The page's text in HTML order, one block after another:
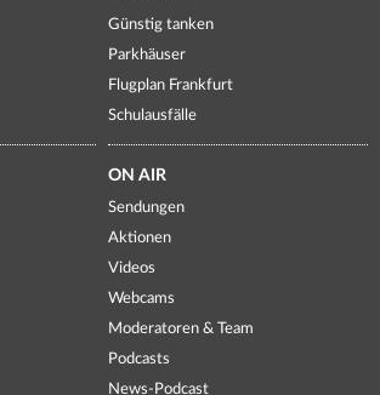
Günstig tanken
Parkhäuser
Flugplan Frankfurt
Schulausfälle
ON AIR
Sendungen
Aktionen
Videos
Webcams
Moderatoren & Team
Podcasts
News-Podcast